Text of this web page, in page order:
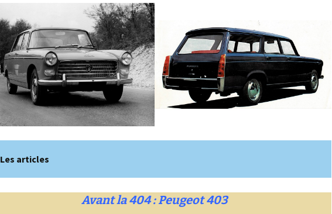
Les articles
Avant la 404 : Peugeot 403